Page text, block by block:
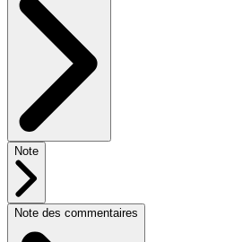
Note
Note des commentaires